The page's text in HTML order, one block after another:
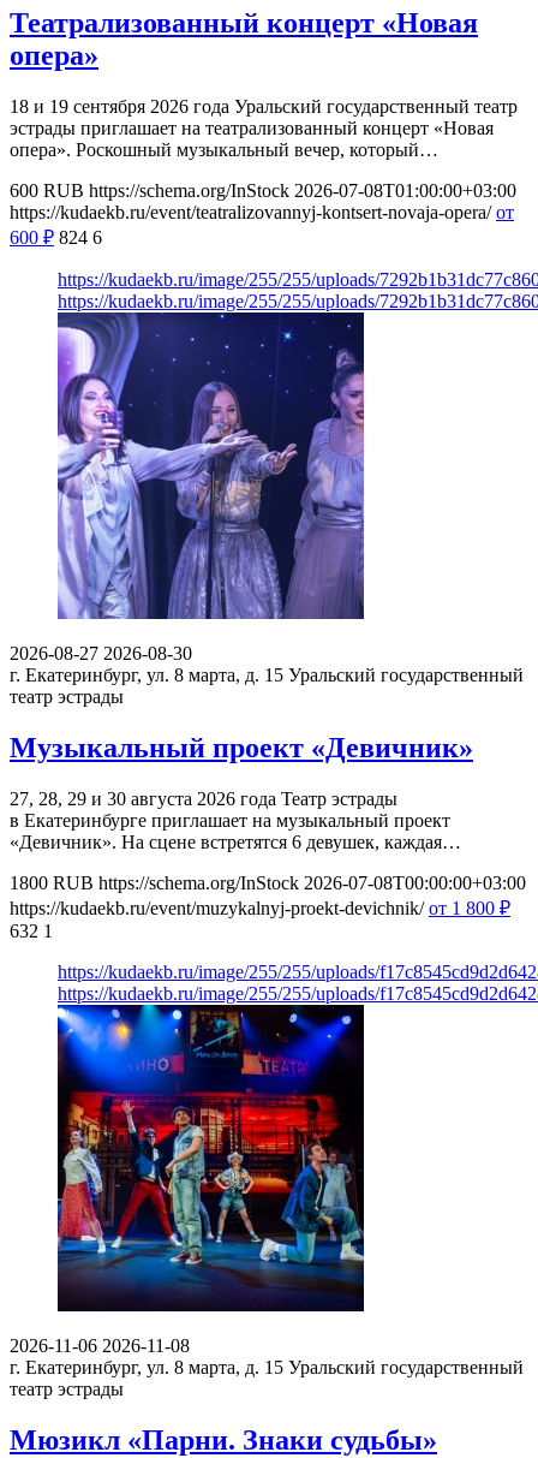
Театрализованный концерт «Новая
опера»
18 и 19 сентября 2026 года Уральский государственный театр
эстрады приглашает на театрализованный концерт «Новая
опера». Роскошный музыкальный вечер, который…
600 RUB https://schema.org/InStock 2026-07-08T01:00:00+03:00
https://kudaekb.ru/event/teatralizovannyj-kontsert-novaja-opera/ от
600 ₽ 824 6
https://kudaekb.ru/image/255/255/uploads/
https://kudaekb.ru/image/255/255/uploads/
2026-08-27 2026-08-30
г. Екатеринбург, ул. 8 марта, д. 15 Уральский государственный
театр эстрады
Музыкальный проект «Девичник»
27, 28, 29 и 30 августа 2026 года Театр эстрады
в Екатеринбурге приглашает на музыкальный проект
«Девичник». На сцене встретятся 6 девушек, каждая…
1800 RUB https://schema.org/InStock 2026-07-08T00:00:00+03:00
https://kudaekb.ru/event/muzykalnyj-proekt-devichnik/ от 1 800 ₽
632 1
https://kudaekb.ru/image/255/255/uploads/
https://kudaekb.ru/image/255/255/uploads/
2026-11-06 2026-11-08
г. Екатеринбург, ул. 8 марта, д. 15 Уральский государственный
театр эстрады
Мюзикл «Парни. Знаки судьбы»